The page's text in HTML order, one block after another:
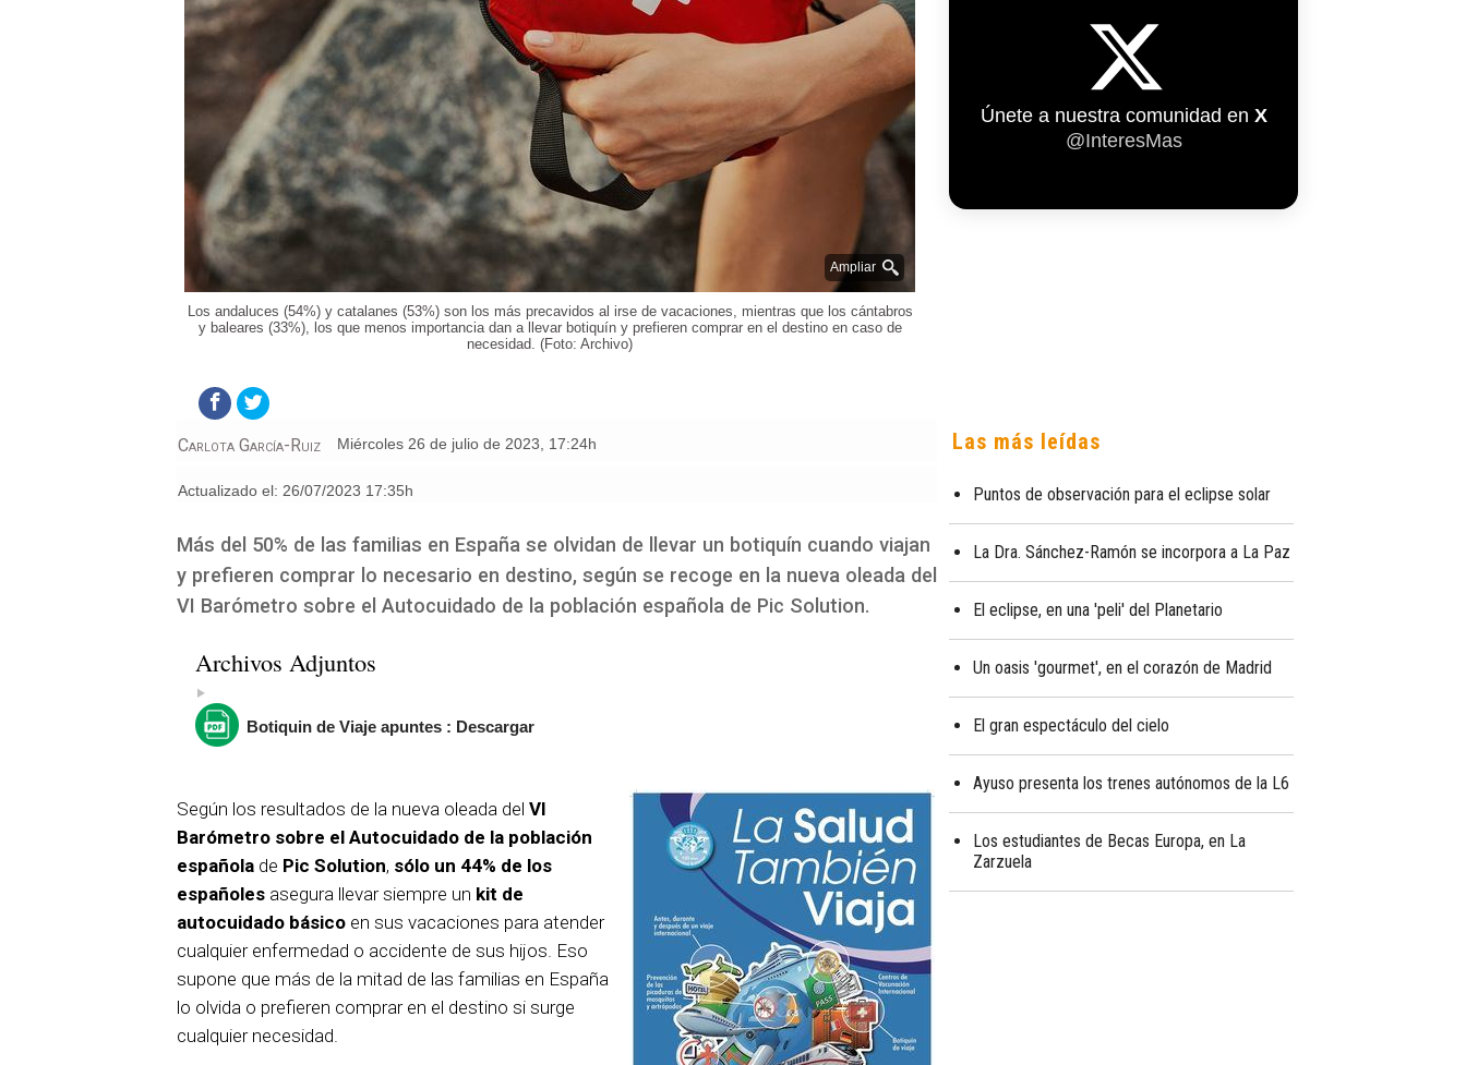
Ampliar
Los andaluces (54%) y catalanes (53%) son los más precavidos al irse de vacaciones, mientras que los cántabros
y baleares (33%), los que menos importancia dan a llevar botiquín y prefieren comprar en el destino en caso de
necesidad. (Foto: Archivo)
miércoles 26 de julio de 2023, 17:24h
Carlota García-Ruiz
Actualizado el: 26/07/2023 17:35h
Más del 50% de las familias en España se olvidan de llevar un botiquín cuando viajan
y prefieren comprar lo necesario en destino, según se recoge en la nueva oleada del
VI Barómetro sobre el Autocuidado de la población española de Pic Solution.
Archivos Adjuntos
Botiquin de Viaje apuntes : Descargar
Según los resultados de la nueva oleada del VI
Barómetro sobre el Autocuidado de la población
española de Pic Solution, sólo un 44% de los
españoles asegura llevar siempre un kit de
autocuidado básico en sus vacaciones para atender
cualquier enfermedad o accidente de sus hijos. Eso
supone que más de la mitad de las familias en España
lo olvida o prefieren comprar en el destino si surge
cualquier necesidad.
Únete a nuestra comunidad en X
@InteresMas
Las más leídas
Puntos de observación para el eclipse solar
La Dra. Sánchez-Ramón se incorpora a La Paz
El eclipse, en una 'peli' del Planetario
Un oasis 'gourmet', en el corazón de Madrid
El gran espectáculo del cielo
Ayuso presenta los trenes autónomos de la L6
Los estudiantes de Becas Europa, en La
Zarzuela